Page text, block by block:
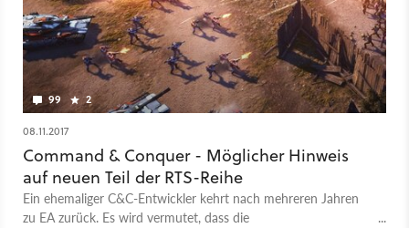
99 2
08.11.2017
Command & Conquer - Möglicher Hinweis
auf neuen Teil der RTS-Reihe
Ein ehemaliger C&C-Entwickler kehrt nach mehreren Jahren
zu EA zurück. Es wird vermutet, dass die